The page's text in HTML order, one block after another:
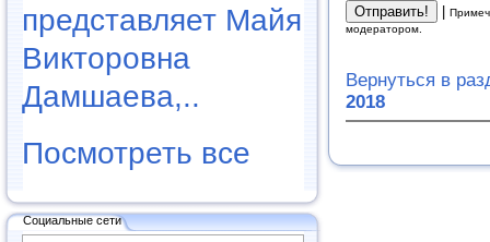
представляет Майя
Викторовна
Дамшаева,..
Посмотреть все
Социальные сети
|
модератором.
Вернуться в
2018